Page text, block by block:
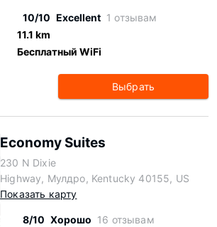
10/10 Excellent 1 отзывам
11.1 km
Бесплатный WiFi
Выбрать
Economy Suites
230 N Dixie
Highway, Мулдро, Kentucky 40155, US
Показать карту
8/10 Хорошо 16 отзывам